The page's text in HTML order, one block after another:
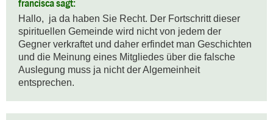
francisca sagt:
Hallo,  ja da haben Sie Recht. Der Fortschritt dieser
spirituellen Gemeinde wird nicht von jedem der
Gegner verkraftet und daher erfindet man Geschichten
und die Meinung eines Mitgliedes über die falsche
Auslegung muss ja nicht der Algemeinheit
entsprechen.